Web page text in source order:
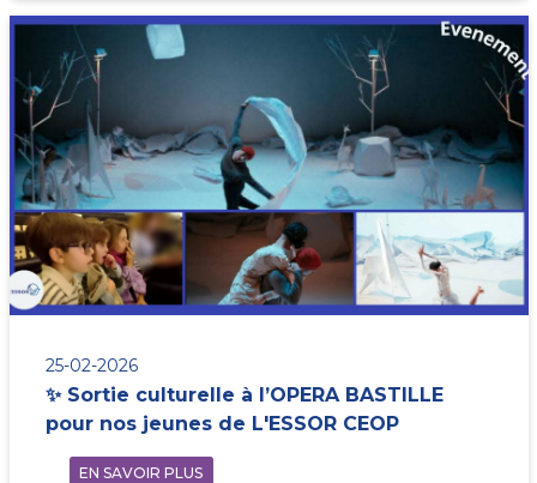
25-02-2026
✨ Sortie culturelle à l’OPERA BASTILLE
pour nos jeunes de L'ESSOR CEOP
EN SAVOIR PLUS